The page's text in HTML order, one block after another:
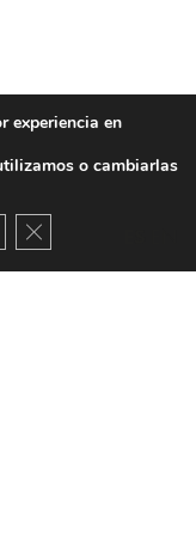
experiencia en
o cambiarlas
Cerrar el banner de